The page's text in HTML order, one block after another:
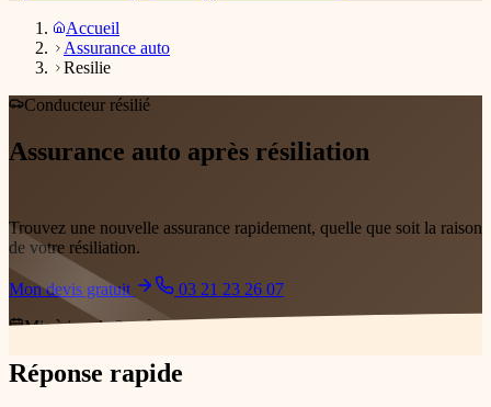
Accueil
Assurance auto
Resilie
Conducteur résilié
Assurance auto après résiliation
Trouvez une nouvelle assurance rapidement, quelle que soit la raison
de votre résiliation.
Mon devis gratuit
03 21 23 26 07
Mis à jour le 3 août 2026
Réponse rapide